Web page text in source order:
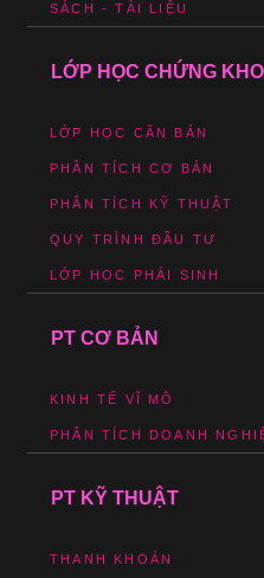
SÁCH - TÀI LIỆU
LỚP HỌC CHỨNG
LỚP HỌC CĂN BẢN
PHÂN TÍCH CƠ BẢN
PHÂN TÍCH KỸ THUẬT
QUY TRÌNH ĐẦU TƯ
LỚP HỌC PHÁI SINH
PT CƠ BẢN
KINH TẾ VĨ MÔ
PHÂN TÍCH DOANH
PT KỸ THUẬT
THANH KHOẢN